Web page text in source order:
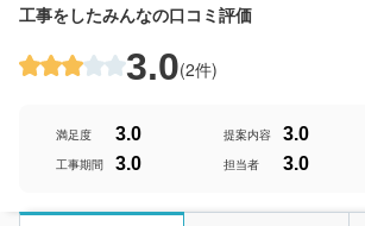
工事をしたみんなの口コミ評価
3.0(2件)
満足度 3.0 提案内容 3.0
工事期間 3.0 担当者 3.0